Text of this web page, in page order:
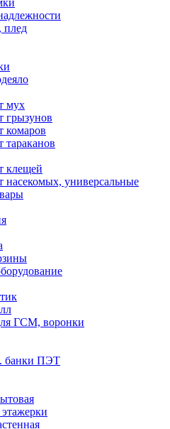
плед
мух
грызунов
комаров
тараканов
клещей
насекомых, универсальные
ГСМ, воронки
банки ПЭТ